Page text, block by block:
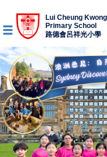
Lui Cheung
Primary School
路德會呂祥光小學